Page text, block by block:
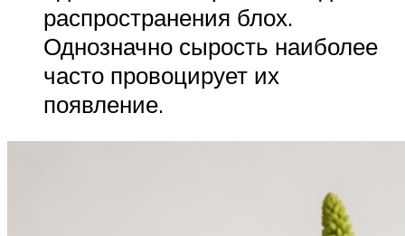
распространения блох.
Однозначно сырость наиболее
часто провоцирует их
появление.